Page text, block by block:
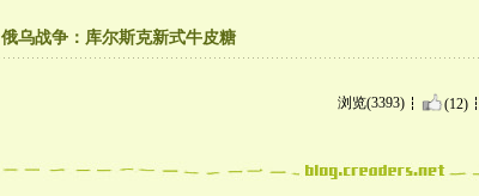
俄乌战争：库尔斯克新式牛皮糖
浏览(3393) (12)